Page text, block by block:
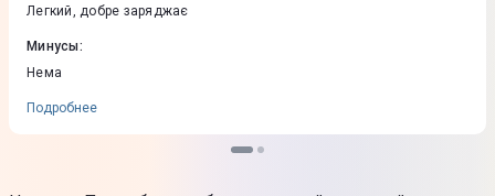
Легкий, добре заряджає
Минусы:
Нема
Подробнее